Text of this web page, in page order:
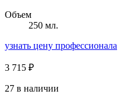
Объем
250 мл.
узнать цену профессионала
3 715 ₽
27 в наличии